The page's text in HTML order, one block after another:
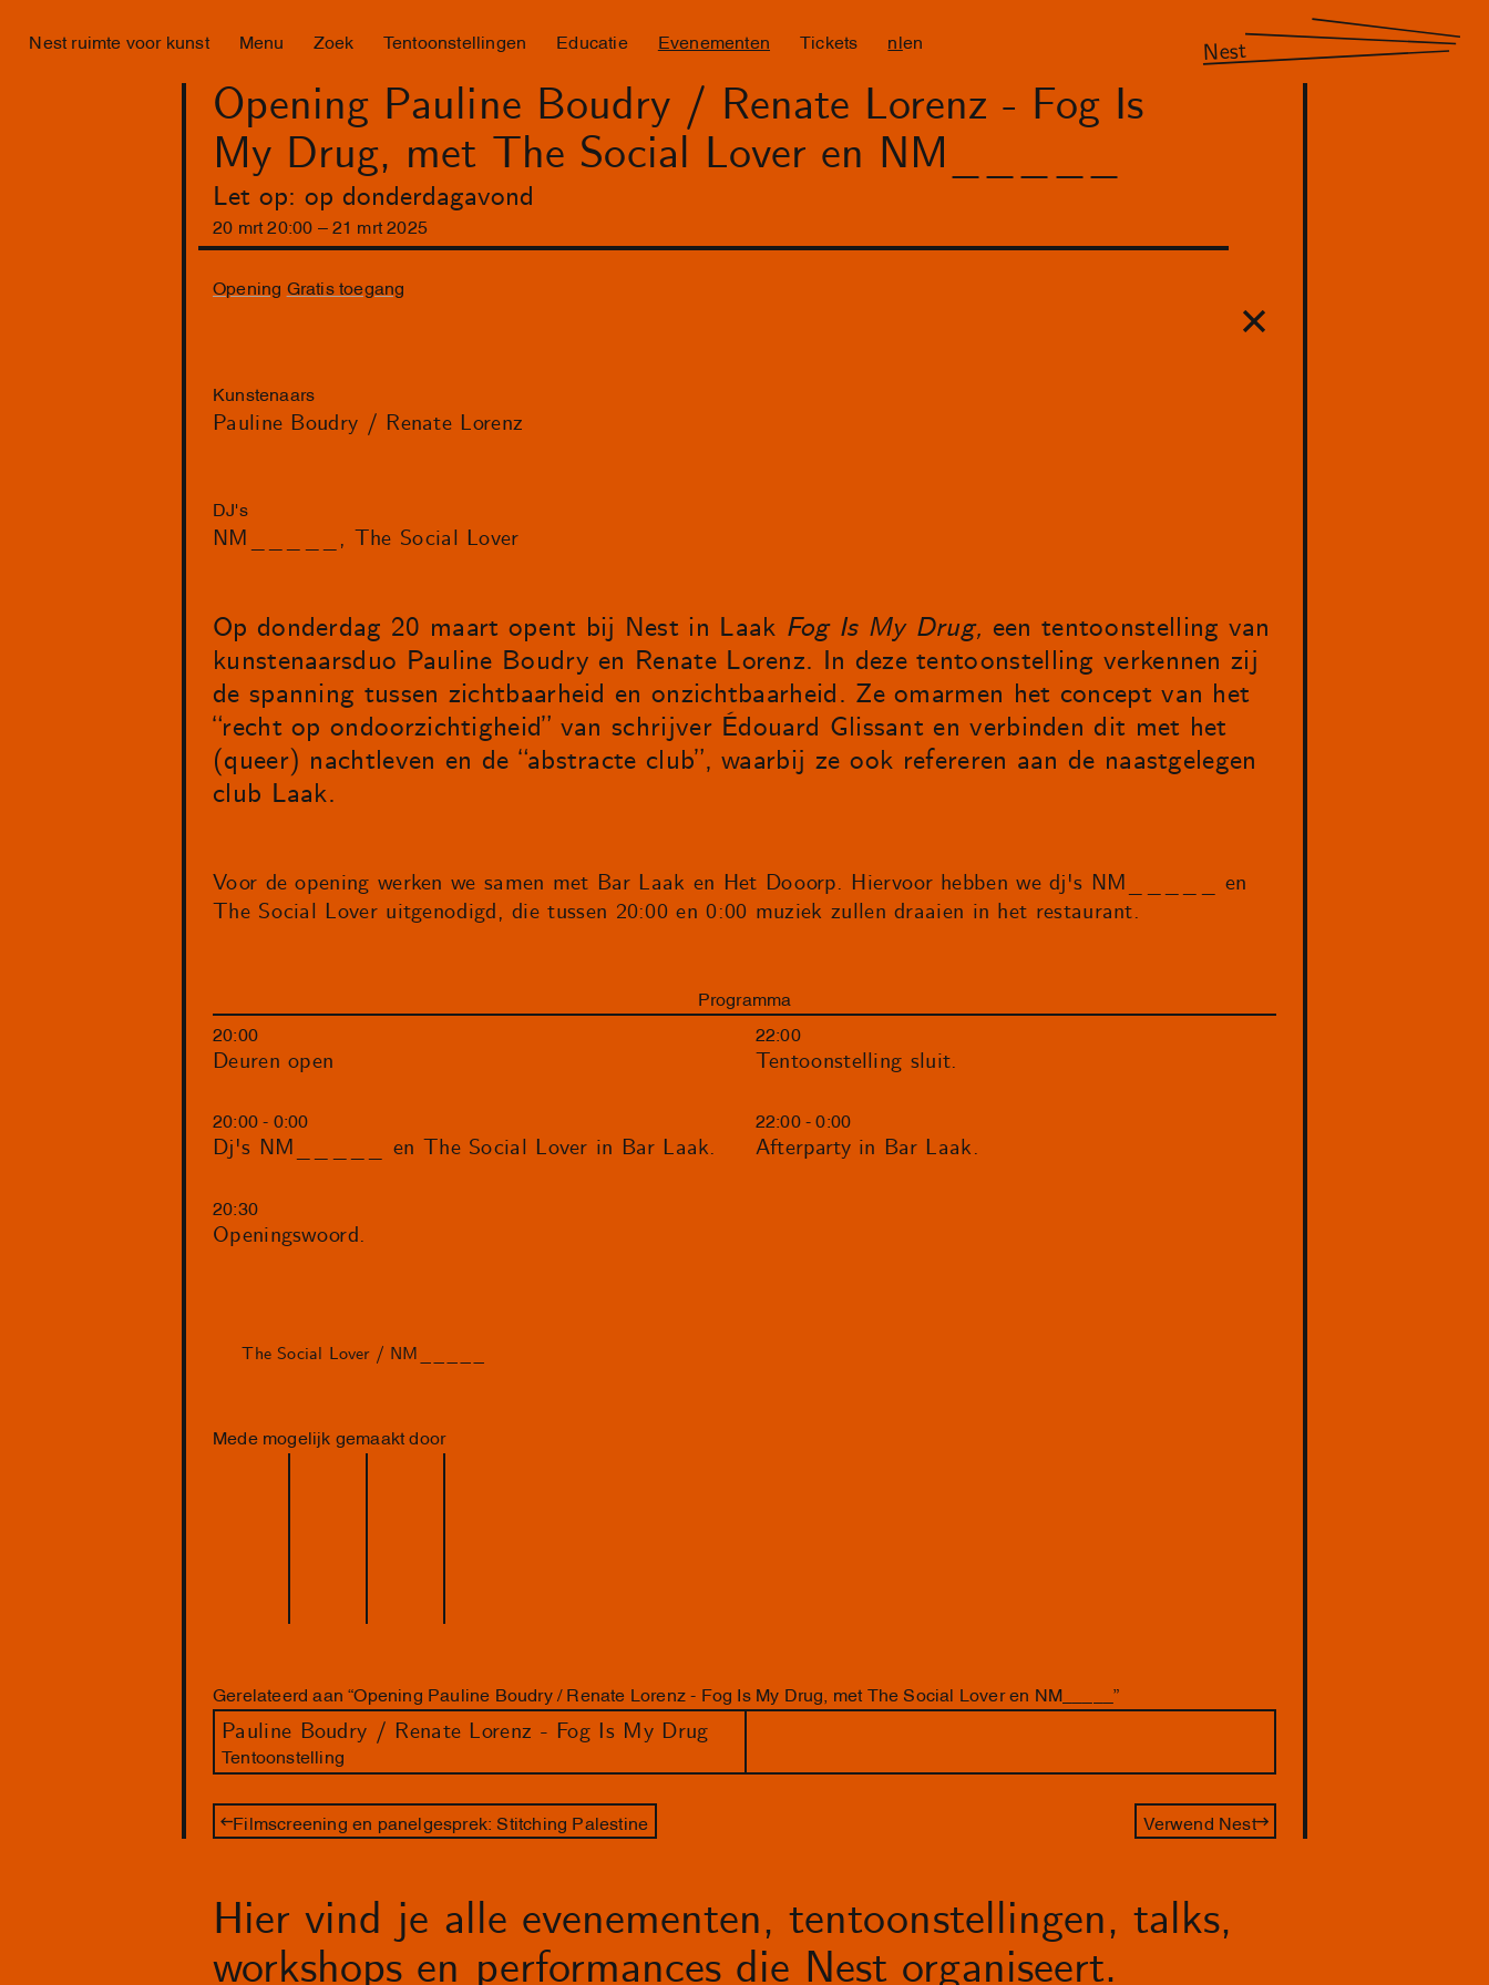
Nest ruimte voor kunst Menu Zoek Tentoonstellingen Educatie Evenementen Tickets nl en Nest
Opening Pauline Boudry / Renate Lorenz - Fog Is
My Drug, met The Social Lover en NM_____
Let op: op donderdagavond
20 mrt 20:00 21 mrt 2025
Opening Gratis toegang
Kunstenaars
Pauline Boudry / Renate Lorenz
DJ's
NM_____ The Social Lover
Op donderdag 20 maart opent bij Nest in Laak Fog Is My Drug, een tentoonstelling van
kunstenaarsduo Pauline Boudry en Renate Lorenz. In deze tentoonstelling verkennen zij
de spanning tussen zichtbaarheid en onzichtbaarheid. Ze omarmen het concept van het
“recht op ondoorzichtigheid” van schrijver Édouard Glissant en verbinden dit met het
(queer) nachtleven en de “abstracte club”, waarbij ze ook refereren aan de naastgelegen
club Laak.
Voor de opening werken we samen met Bar Laak en Het Dooorp. Hiervoor hebben we dj's NM_____ en
The Social Lover uitgenodigd, die tussen 20:00 en 0:00 muziek zullen draaien in het restaurant.
Programma
20:00
Deuren open
20:00 - 0:00
Dj's NM_____ en The Social Lover in Bar Laak.
20:30
Openingswoord.
22:00
Tentoonstelling sluit.
22:00 - 0:00
Afterparty in Bar Laak.
The Social Lover / NM_____
Mede mogelijk gemaakt door
Gerelateerd aan “Opening Pauline Boudry / Renate Lorenz - Fog Is My Drug, met The Social Lover en NM_____”
Pauline Boudry / Renate Lorenz - Fog Is My Drug
Tentoonstelling
Filmscreening en panelgesprek: Stitching Palestine Verwend Nest
Hier vind je alle evenementen, tentoonstellingen, talks,
workshops en performances die Nest organiseert.